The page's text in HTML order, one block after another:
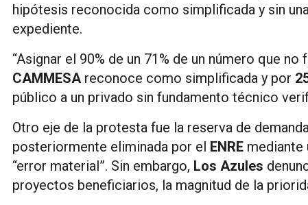
hipótesis reconocida como simplificada y sin
expediente.
“Asignar el 90% de un 71% de un número que
CAMMESAreconoce como simplificada y por
público a un privado sin fundamento técnico
Otro eje de la protesta fue la reserva de
posteriormente eliminada por el ENRE mediante
“error material”. Sin embargo, Los Azules
proyectos beneficiarios, la magnitud de la